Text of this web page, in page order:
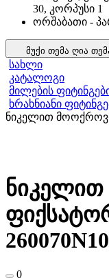
30, კორპუსი 1
ორშაბათი -
მუქი თემა ღია
სახლი
კატალოგი
მილების
ხრახნიანი
ნიკელით
0